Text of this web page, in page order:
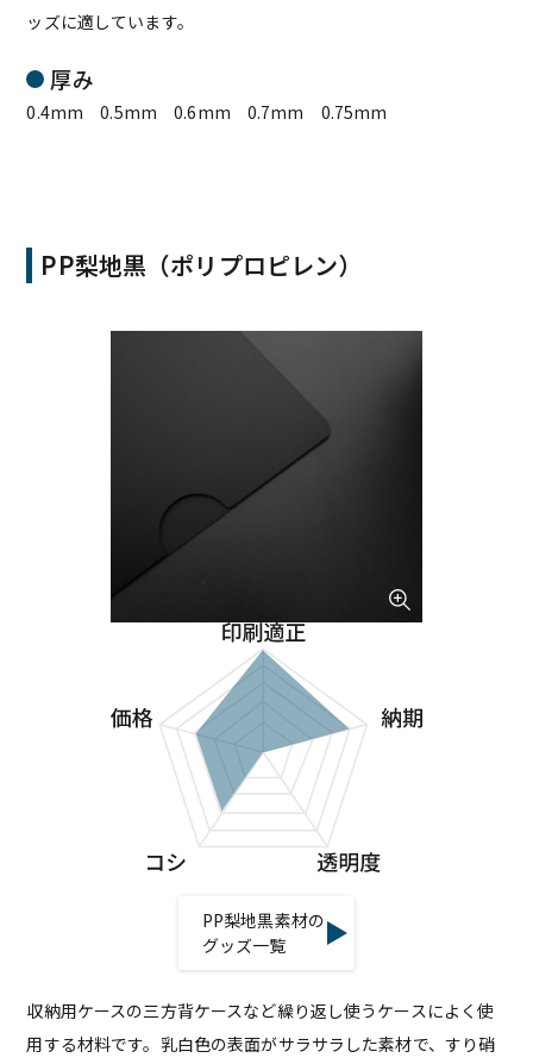
ッズに適しています。
厚み
0.4mm 0.5mm 0.6mm 0.7mm 0.75mm
PP梨地黒（ポリプロピレン）
PP梨地黒素材の
グッズ一覧
収納用ケースの三方背ケースなど繰り返し使うケースによく使
用する材料です。乳白色の表面がサラサラした素材で、すり硝